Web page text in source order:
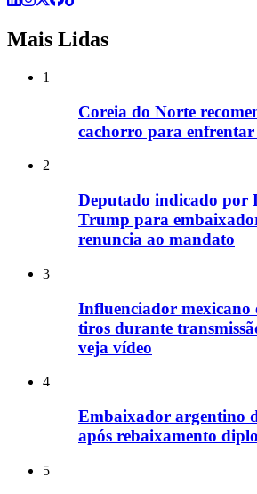
Mais Lidas
1
Coreia do Norte
cachorro para
2
Deputado indicado por
Trump para
renuncia ao mandato
3
Influenciador mexicano
tiros durante
veja vídeo
4
Embaixador argentino
após rebaixamento
5